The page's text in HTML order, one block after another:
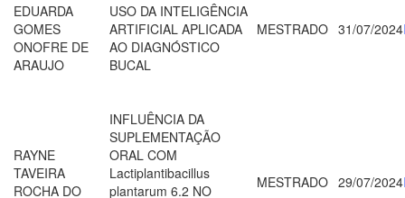
EDUARDA
GOMES
ONOFRE DE
ARAUJO
USO DA INTELIGÊNCIA
ARTIFICIAL APLICADA
AO DIAGNÓSTICO
BUCAL
MESTRADO 31/07/2024
RAYNE
TAVEIRA
ROCHA DO
INFLUÊNCIA DA
SUPLEMENTAÇÃO
ORAL COM
Lactiplantibacillus
plantarum 6.2 NO
MESTRADO 29/07/2024